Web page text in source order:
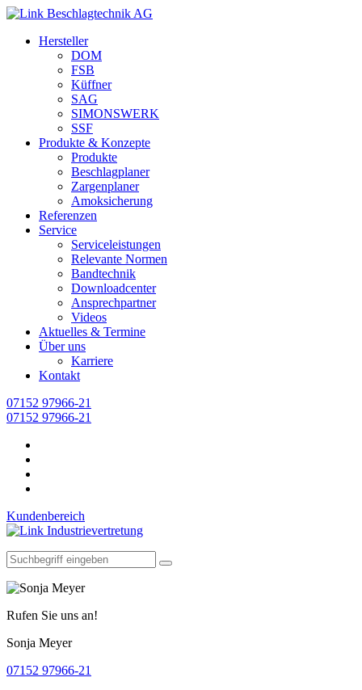
Hersteller
DOM
FSB
Küffner
SAG
SIMONSWERK
SSF
Produkte & Konzepte
Produkte
Beschlagplaner
Zargenplaner
Amoksicherung
Referenzen
Service
Serviceleistungen
Relevante Normen
Bandtechnik
Downloadcenter
Ansprechpartner
Videos
Aktuelles & Termine
Über uns
Karriere
Kontakt
07152 97966-21
07152 97966-21
Kundenbereich
Rufen Sie uns an!
Sonja Meyer
07152 97966-21
Cookie-Einstellungen